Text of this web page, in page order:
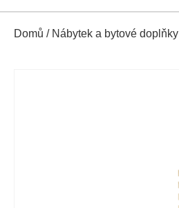
Domů / Nábytek a bytové doplňky